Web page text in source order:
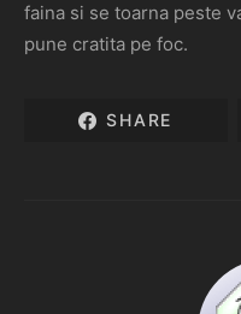
faina si se toarna peste
pune cratita pe foc.
SHARE